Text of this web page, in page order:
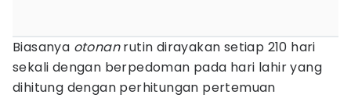
Biasanya otonanrutin dirayakan setiap 210 hari
sekali dengan berpedoman pada hari lahir yang
dihitung dengan perhitungan pertemuan